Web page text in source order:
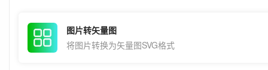
图片转矢量图
将图片转换为矢量图SVG格式